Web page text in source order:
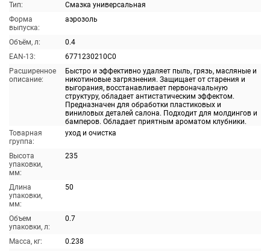
Тип:
Смазка универсальная
Форма
выпуска:
аэрозоль
Объём, л:
0.4
EAN-13:
6771230210C0
Расширенное
описание:
Быстро и эффективно удаляет пыль, грязь, масляные и
никотиновые загрязнения. Защищает от старения и
выгорания, восстанавливает первоначальную
структуру, обладает антистатическим эффектом.
Предназначен для обработки пластиковых и
виниловых деталей салона. Подходит для молдингов и
бамперов. Обладает приятным ароматом клубники.
Товарная
группа:
уход и очистка
Высота
упаковки,
мм:
235
Длина
упаковки,
мм:
50
Объем
упаковки, л:
0.7
Масса, кг:
0.238